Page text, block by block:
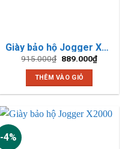
Giày bảo hộ Jogger X1100N
915.000₫ Giá
là:
915.000₫.
889.000₫Giá
hiện
THÊM VÀO GIỎ
-4%